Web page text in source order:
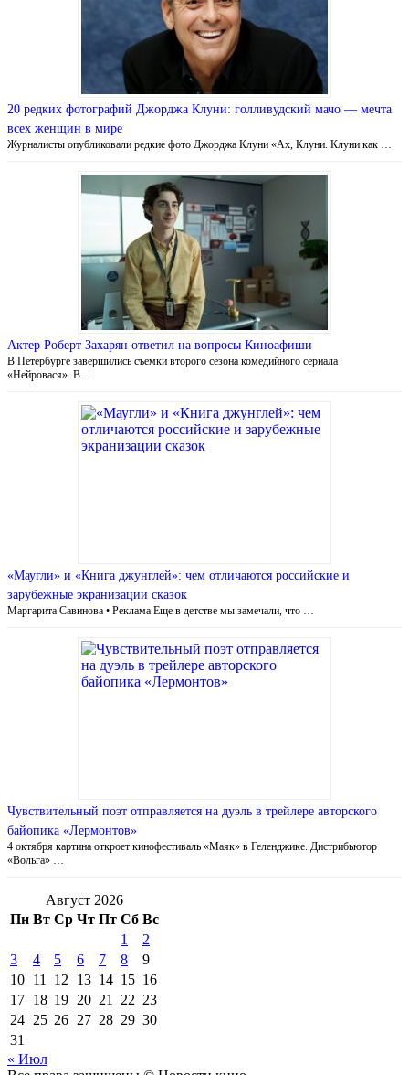
20 редких фотографий Джорджа Клуни: голливудский мачо — мечта
всех женщин в мире
Журналисты опубликовали редкие фото Джорджа Клуни «Ах, Клуни. Клуни как …
Актер Роберт Захарян ответил на вопросы Киноафиши
В Петербурге завершились съемки второго сезона комедийного сериала
«Нейровася». В …
«Маугли» и «Книга джунглей»: чем отличаются российские и
зарубежные экранизации сказок
Маргарита Савинова • Реклама Еще в детстве мы замечали, что …
Чувствительный поэт отправляется на дуэль в трейлере авторского
байопика «Лермонтов»
4 октября картина откроет кинофестиваль «Маяк» в Геленджике. Дистрибьютор
«Вольга» …
Август 2026
Пн Вт Ср Чт Пт Сб Вс
1
2
3
4 5 6 7 8
9
10 11 12 13 14 15 16
17 18 19 20 21 22 23
24 25 26 27 28 29 30
31
« Июл